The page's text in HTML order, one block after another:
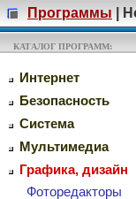
Программы
КАТАЛОГ ПРОГРАММ:
Интернет
Безопасность
Система
Мультимедиа
Графика, дизайн
Фоторедакторы